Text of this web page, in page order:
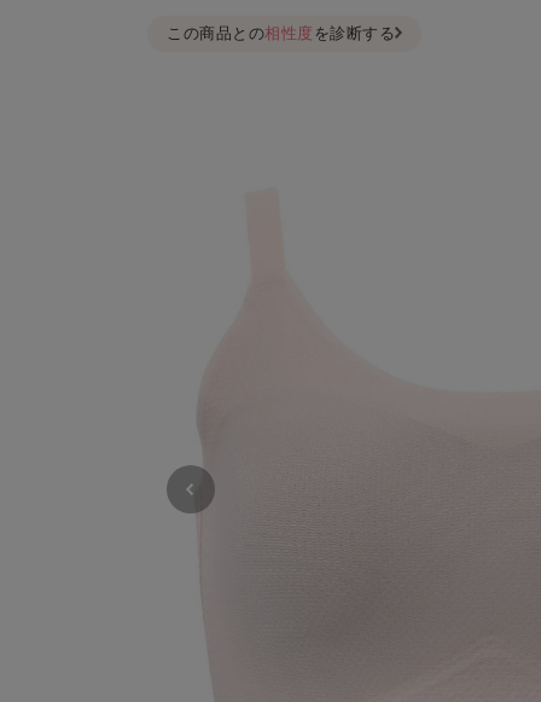
この商品との相性度 を診断する